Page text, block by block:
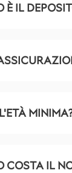
È IL
COSTA IL